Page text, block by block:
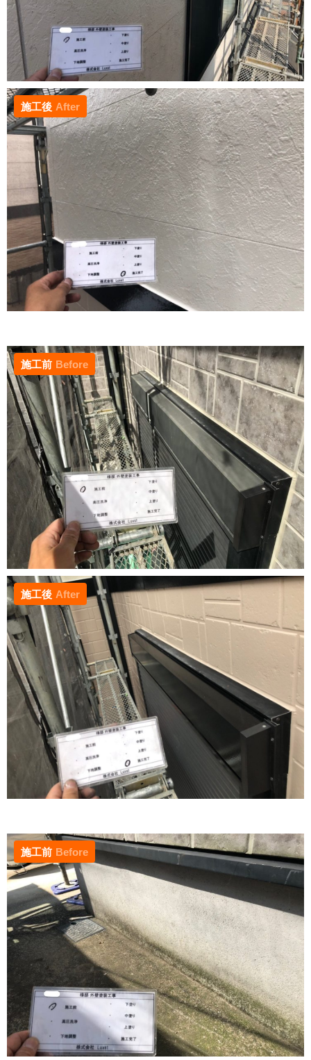
施工後 After
施工前 Before
施工後 After
施工前 Before